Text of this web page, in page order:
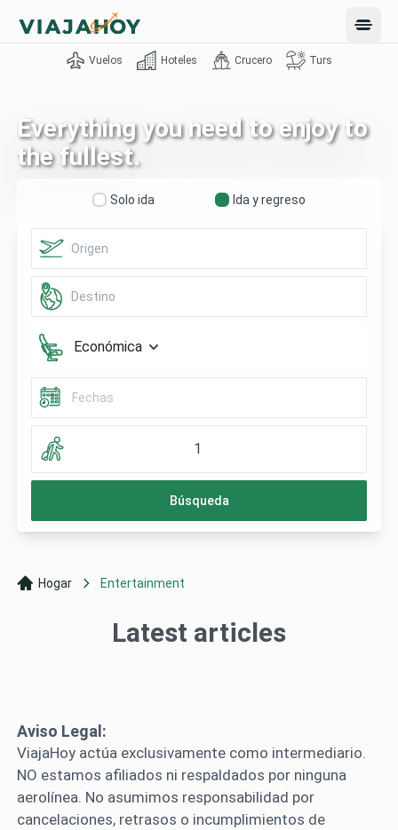
Open
Vuelos Hoteles Crucero Turs
Everything you need to enjoy to
the fullest.
Solo ida Ida y regreso
Económica
1
Búsqueda
Hogar Entertainment
Latest articles
Aviso Legal:
ViajaHoy actúa exclusivamente como intermediario.
NO estamos afiliados ni respaldados por ninguna
aerolínea. No asumimos responsabilidad por
cancelaciones, retrasos o incumplimientos de